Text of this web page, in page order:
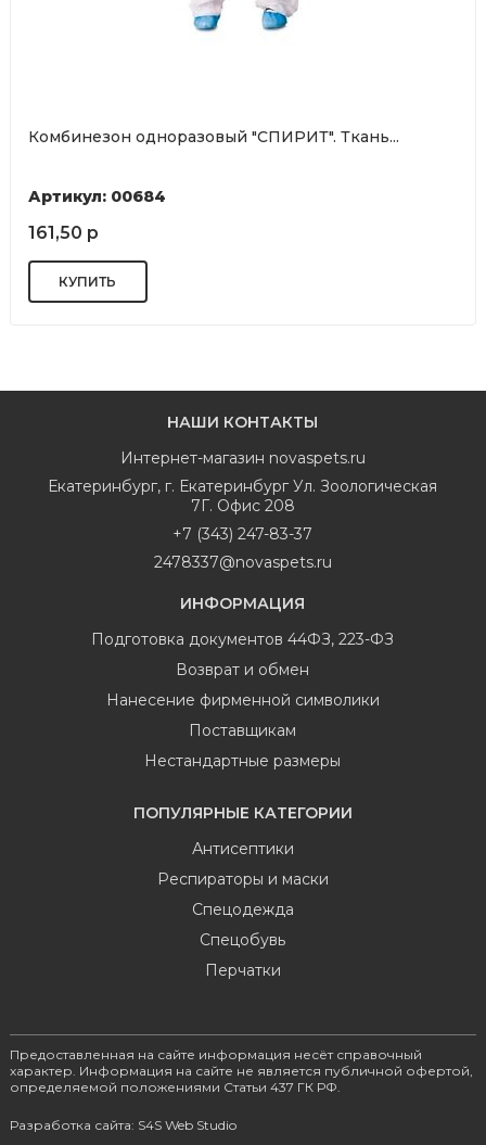
Комбинезон одноразовый "СПИРИТ". Ткань...
Артикул: 00684
161,50 р
НАШИ КОНТАКТЫ
Интернет-магазин novaspets.ru
Екатеринбург, г. Екатеринбург Ул. Зоологическая
7Г. Офис 208
+7 (343) 247-83-37
2478337@novaspets.ru
ИНФОРМАЦИЯ
Подготовка документов 44ФЗ, 223-ФЗ
Возврат и обмен
Нанесение фирменной символики
Поставщикам
Нестандартные размеры
ПОПУЛЯРНЫЕ КАТЕГОРИИ
Антисептики
Респираторы и маски
Спецодежда
Спецобувь
Перчатки
Предоставленная на сайте информация несёт справочный
характер. Информация на сайте не является публичной офертой,
определяемой положениями Статьи 437 ГК РФ.
Разработка сайта: S4S Web Studio